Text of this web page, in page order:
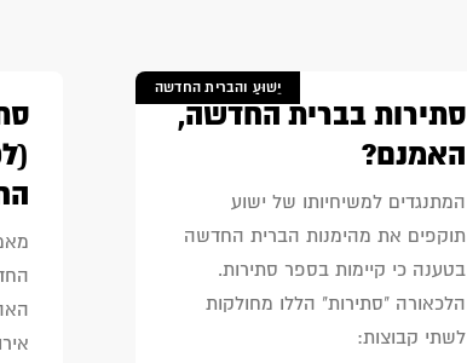
יֵשׁוּעַ והברית החדשה
סתירות בברית החדשה,
האמנם?
המתנגדים למשיחיותו של ישוע
תוקפים את מהימנות הברית החדשה
בטענה כי קיימות בספר סתירות.
הלכאורה "סתירות" הללו מחולקות
לשתי קבוצות: